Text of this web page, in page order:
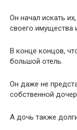
Он начал искать
своего имущества
В конце концов,
большой отель.
Он даже не
собственной
А дочь также